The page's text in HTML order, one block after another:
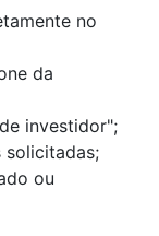
no
da
investidor";
solicitadas;
ou